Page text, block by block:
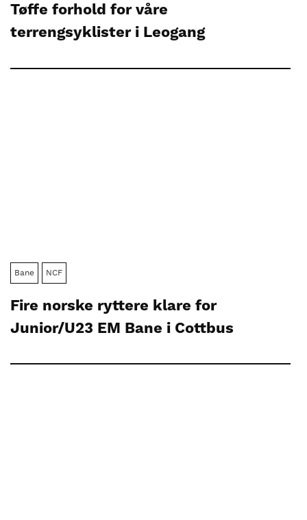
Tøffe forhold for våre
terrengsyklister i Leogang
Bane NCF
Fire norske ryttere klare for
Junior/U23 EM Bane i Cottbus